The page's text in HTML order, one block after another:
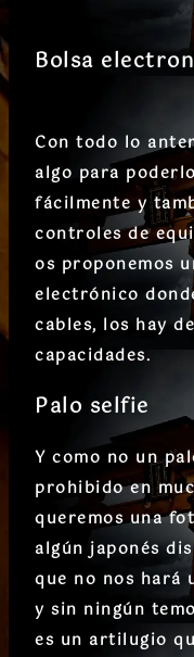
Bolsa
Con todo lo
algo para
fácilmente y
controles de
os proponemos
electrónico
cables, los hay
capacidades.
Palo selfie
Y como no un
prohibido en
queremos una
algún japonés
que no nos hará
y sin ningún
es un artilugio